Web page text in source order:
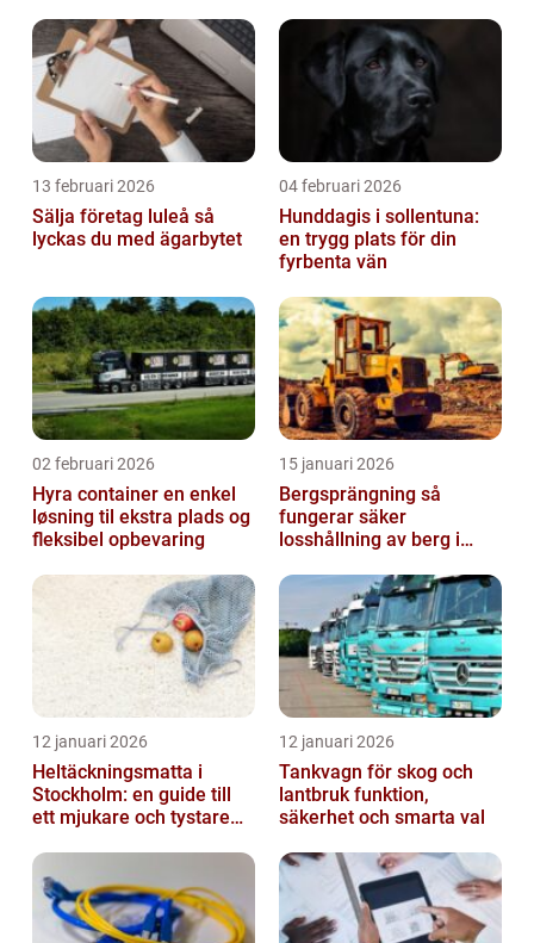
13 februari 2026
Sälja företag luleå så
lyckas du med ägarbytet
04 februari 2026
Hunddagis i sollentuna:
en trygg plats för din
fyrbenta vän
02 februari 2026
Hyra container en enkel
løsning til ekstra plads og
fleksibel opbevaring
15 januari 2026
Bergsprängning så
fungerar säker
losshållning av berg i
12 januari 2026
Heltäckningsmatta i
Stockholm: en guide till
ett mjukare och tystare
12 januari 2026
Tankvagn för skog och
lantbruk funktion,
säkerhet och smarta val